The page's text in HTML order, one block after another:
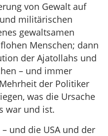
von Gewalt auf
militärischen
gewaltsamen
Menschen; dann
der Ajatollahs und
– und immer
der Politiker
was die Ursache
war und ist.
und die USA und der